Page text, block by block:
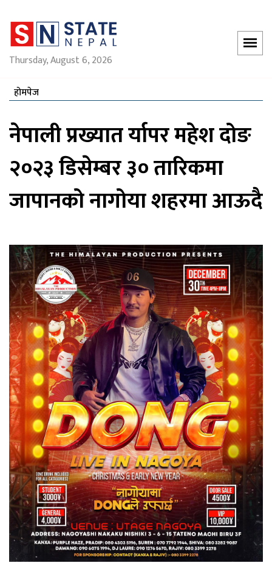
Thursday, August 6, 2026
होमपेज
नेपाली प्रख्यात र्यापर महेश दोङ
२०२३ डिसेम्बर ३० तारिकमा
जापानको नागोया शहरमा आऊदै